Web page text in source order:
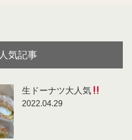
人気記事
生ドーナツ大人気
2022.04.29